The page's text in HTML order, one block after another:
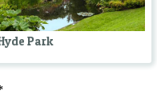
Park